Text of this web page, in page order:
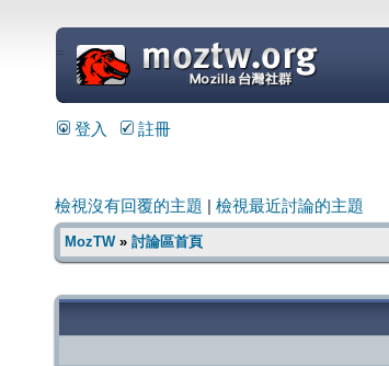
=
登入 註冊
檢視沒有回覆的主題 檢視最近討論的主題
MozTW» 討論區首頁